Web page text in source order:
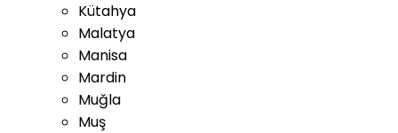
Kütahya
Malatya
Manisa
Mardin
Muğla
Muş